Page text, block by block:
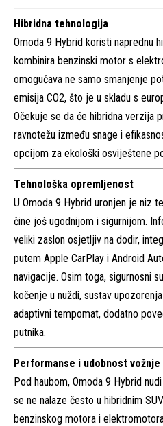
Hibridna tehnologija
Omoda 9 Hybrid koristi naprednu
kombinira benzinski motor s
omogućava ne samo smanjenje
emisija CO2, što je u skladu s
Očekuje se da će hibridna verzija
ravnotežu između snage i
opcijom za ekološki osviještene
Tehnološka opremljenost
U Omoda 9 Hybrid uronjen je niz
čine još ugodnijom i sigurnijom.
veliki zaslon osjetljiv na dodir,
putem Apple CarPlay i Android
navigacije. Osim toga, sigurnosni
kočenje u nuždi, sustav
adaptivni tempomat, dodatno
putnika.
Performanse i udobnost vožnje
Pod haubom, Omoda 9 Hybrid
se ne nalaze često u hibridnim
benzinskog motora i